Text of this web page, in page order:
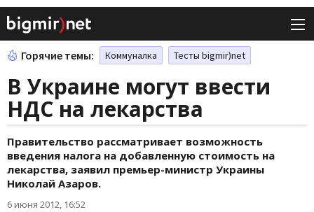
Горячие темы: Коммуналка Тесты bigmir)net
В Украине могут ввести
НДС на лекарства
Правительство рассматривает возможность
введения налога на добавленную стоимость на
лекарства, заявил премьер-министр Украины
Николай Азаров.
6 июня 2012, 16:52